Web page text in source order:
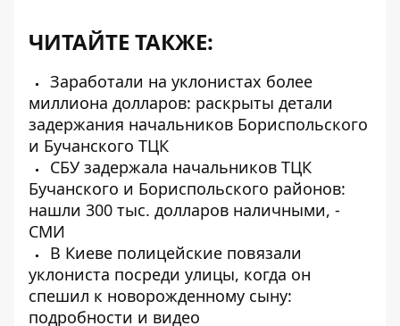
ЧИТАЙТЕ ТАКЖЕ:
Заработали на уклонистах более
миллиона долларов: раскрыты детали
задержания начальников Бориспольского
и Бучанского ТЦК
СБУ задержала начальников ТЦК
Бучанского и Бориспольского районов:
нашли 300 тыс. долларов наличными, -
СМИ
В Киеве полицейские повязали
уклониста посреди улицы, когда он
спешил к новорожденному сыну:
подробности и видео